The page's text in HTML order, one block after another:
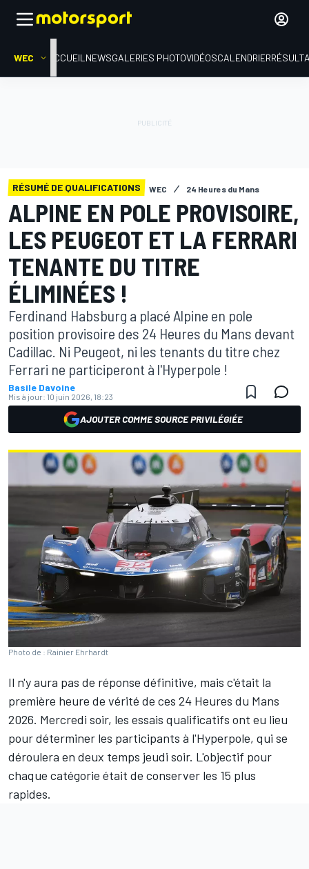
WEC ACCUEIL NEWSGALERIES PHOTOVIDÉOSCALENDRIER
RÉSUMÉ DE QUALIFICATIONS WEC 24 Heures du Mans
ALPINE EN POLE PROVISOIRE,
LES PEUGEOT ET LA FERRARI
TENANTE DU TITRE
ÉLIMINÉES !
Ferdinand Habsburg a placé Alpine en pole
position provisoire des 24 Heures du Mans devant
Cadillac. Ni Peugeot, ni les tenants du titre chez
Ferrari ne participeront à l'Hyperpole !
Basile Davoine
Mis à jour: 10 juin 2026, 18:23
AJOUTER COMME SOURCE PRIVILÉGIÉE
Photo de : Rainier Ehrhardt
Il n'y aura pas de réponse définitive, mais c'était la
première heure de vérité de ces 24 Heures du Mans
2026. Mercredi soir, les essais qualificatifs ont eu lieu
pour déterminer les participants à l'Hyperpole, qui se
déroulera en deux temps jeudi soir. L'objectif pour
chaque catégorie était de conserver les 15 plus
rapides.